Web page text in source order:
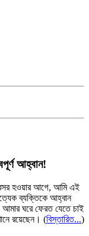
আহ্বান!
হওয়ার আগে, আমি এই
ব্যক্তিকে আহ্বান
আমার ঘরে ফেরত যেতে চাই
রয়েছেন। (বিস্তারিত...)